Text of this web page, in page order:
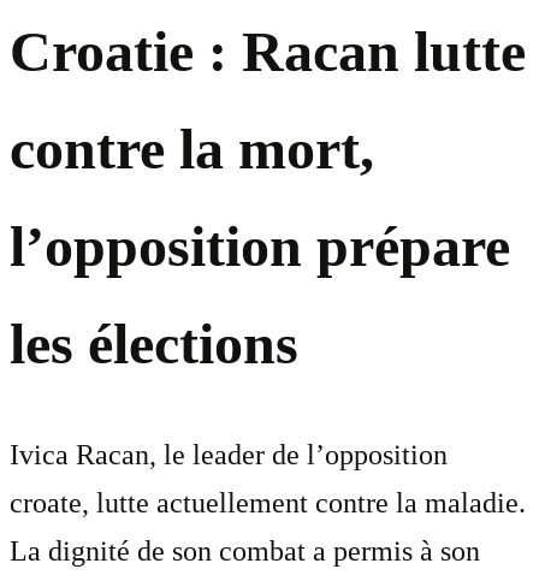
Croatie : Racan lutte
contre la mort,
l’opposition prépare
les élections
Ivica Racan, le leader de l’opposition
croate, lutte actuellement contre la maladie.
La dignité de son combat a permis à son